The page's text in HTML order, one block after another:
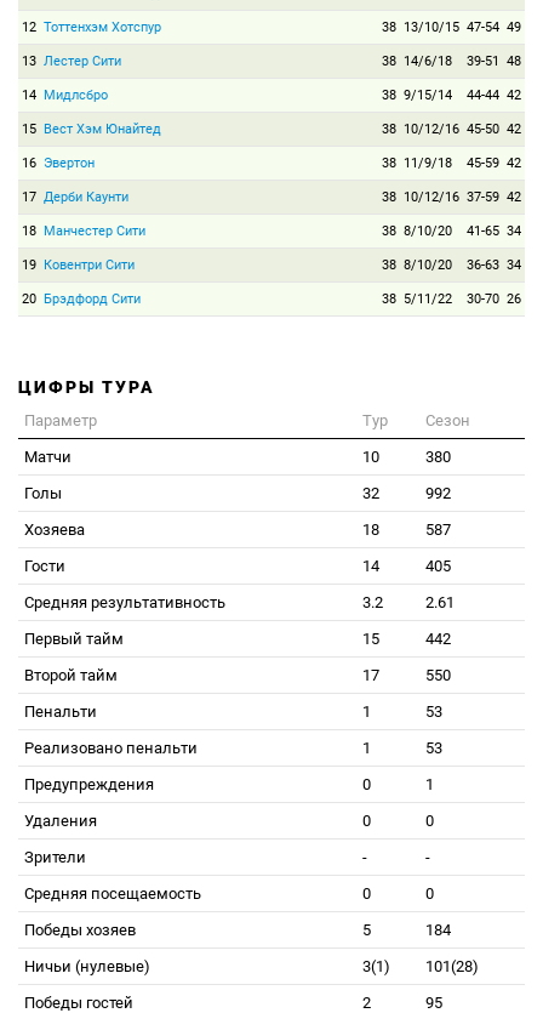
12 Тоттенхэм Хотспур 38 13/10/15 47-54 49
13 Лестер Сити 38 14/6/18 39-51 48
14 Мидлсбро 38 9/15/14 44-44 42
15 Вест Хэм Юнайтед 38 10/12/16 45-50 42
16 Эвертон 38 11/9/18 45-59 42
17 Дерби Каунти 38 10/12/16 37-59 42
18 Манчестер Сити 38 8/10/20 41-65 34
19 Ковентри Сити 38 8/10/20 36-63 34
20 Брэдфорд Сити 38 5/11/22 30-70 26
ЦИФРЫ ТУРА
Параметр Тур
Сезон
Матчи
10
380
Голы
32
992
Хозяева
18
587
Гости
14
405
Средняя результативность
3.2
2.61
Первый тайм
15
442
Второй тайм
17
550
Пенальти
1
53
Реализовано пенальти
1
53
Предупреждения
0
1
Удаления
0
0
Зрители
-
-
Средняя посещаемость
0
0
Победы хозяев
5
184
Ничьи (нулевые)
3(1)
101(28)
Победы гостей
2 95